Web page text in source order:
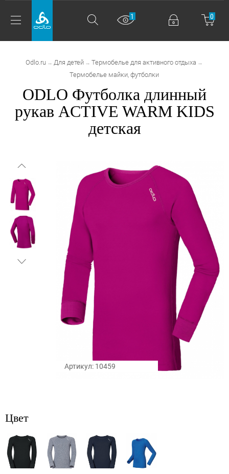
0
1
Odlo.ru → Для детей → Термобелье для активного отдыха →
Термобелье майки, футболки
ODLO Футболка длинный
рукав ACTIVE WARM KIDS
детская
Артикул: 10459
Цвет